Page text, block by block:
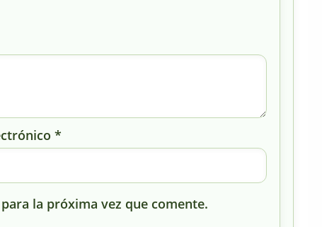
*
la próxima vez que comente.